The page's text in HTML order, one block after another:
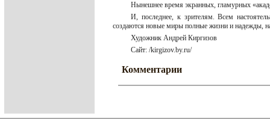
Нынешнее время экранных, гламурных
И, последнее, к зрителям. Всем
создаются новые миры полные жизни и надежды,
Художник Андрей Киргизов
Сайт: /kirgizov.by.ru/
Комментарии